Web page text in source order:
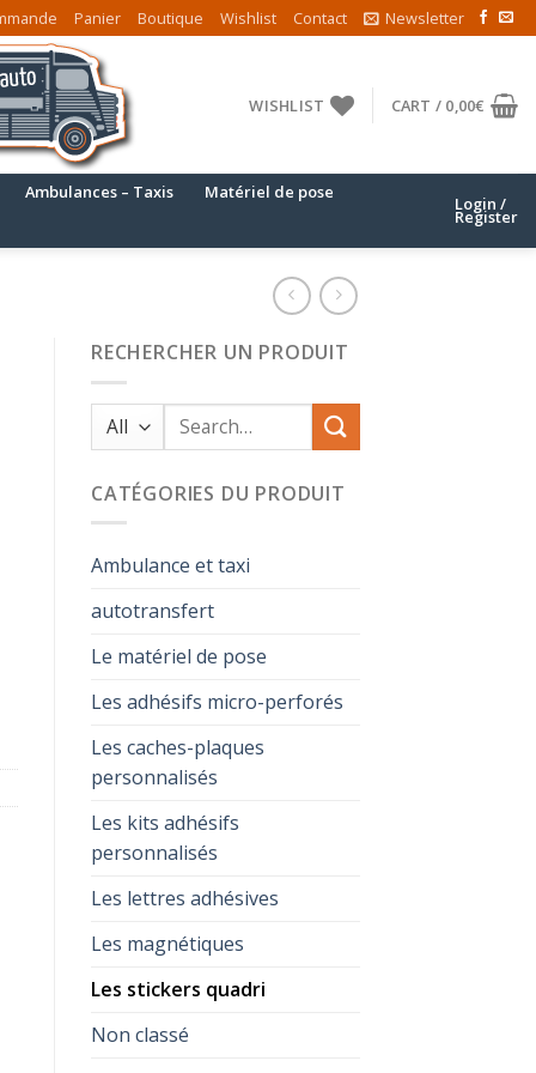
Panier Boutique Wishlist Contact Newsletter
WISHLIST CART / 0,00€
Ambulances – Taxis Matériel de pose
Login /
Register
RECHERCHER UN PRODUIT
Search
CATÉGORIES DU PRODUIT
Ambulance et taxi
autotransfert
Le matériel de pose
Les adhésifs micro-perforés
Les caches-plaques
personnalisés
Les kits adhésifs
personnalisés
Les lettres adhésives
Les magnétiques
Les stickers quadri
Non classé